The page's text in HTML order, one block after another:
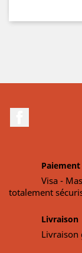
Visa -
totalement
Livraison
Livraison